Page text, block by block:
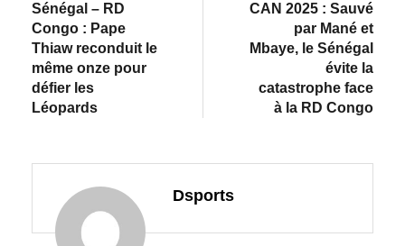
Sénégal – RD
Congo : Pape
Thiaw reconduit le
même onze pour
défier les
Léopards
CAN 2025 : Sauvé
par Mané et
Mbaye, le Sénégal
évite la
catastrophe face
à la RD Congo
Dsports